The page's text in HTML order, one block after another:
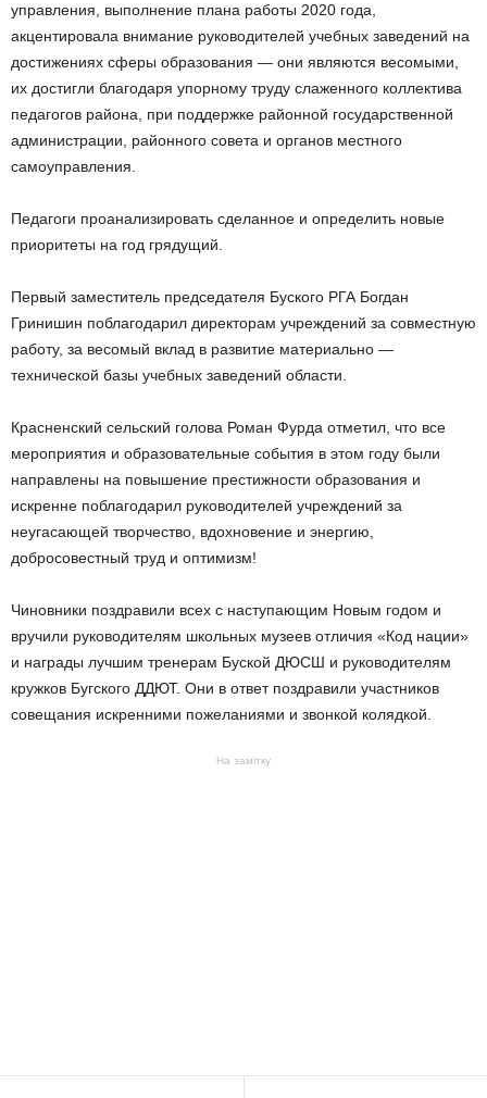
управления, выполнение плана работы 2020 года,
акцентировала внимание руководителей учебных заведений на
достижениях сферы образования — они являются весомыми,
их достигли благодаря упорному труду слаженного коллектива
педагогов района, при поддержке районной государственной
администрации, районного совета и органов местного
самоуправления.
Педагоги проанализировать сделанное и определить новые
приоритеты на год грядущий.
Первый заместитель председателя Буского РГА Богдан
Гринишин поблагодарил директорам учреждений за совместную
работу, за весомый вклад в развитие материально —
технической базы учебных заведений области.
Красненский сельский голова Роман Фурда отметил, что все
мероприятия и образовательные события в этом году были
направлены на повышение престижности образования и
искренне поблагодарил руководителей учреждений за
неугасающей творчество, вдохновение и энергию,
добросовестный труд и оптимизм!
Чиновники поздравили всех с наступающим Новым годом и
вручили руководителям школьных музеев отличия «Код нации»
и награды лучшим тренерам Буской ДЮСШ и руководителям
кружков Бугского ДДЮТ. Они в ответ поздравили участников
совещания искренними пожеланиями и звонкой колядкой.
На замітку